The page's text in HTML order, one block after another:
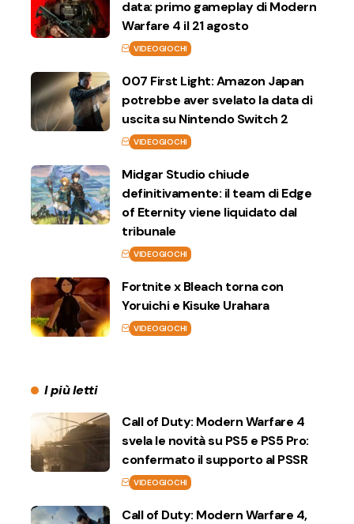
data: primo gameplay di Modern
Warfare 4 il 21 agosto
VIDEOGIOCHI
007 First Light: Amazon Japan
potrebbe aver svelato la data di
uscita su Nintendo Switch 2
VIDEOGIOCHI
Midgar Studio chiude
definitivamente: il team di Edge
of Eternity viene liquidato dal
tribunale
VIDEOGIOCHI
Fortnite x Bleach torna con
Yoruichi e Kisuke Urahara
VIDEOGIOCHI
I più letti
Call of Duty: Modern Warfare 4
svela le novità su PS5 e PS5 Pro:
confermato il supporto al PSSR
VIDEOGIOCHI
Call of Duty: Modern Warfare 4,